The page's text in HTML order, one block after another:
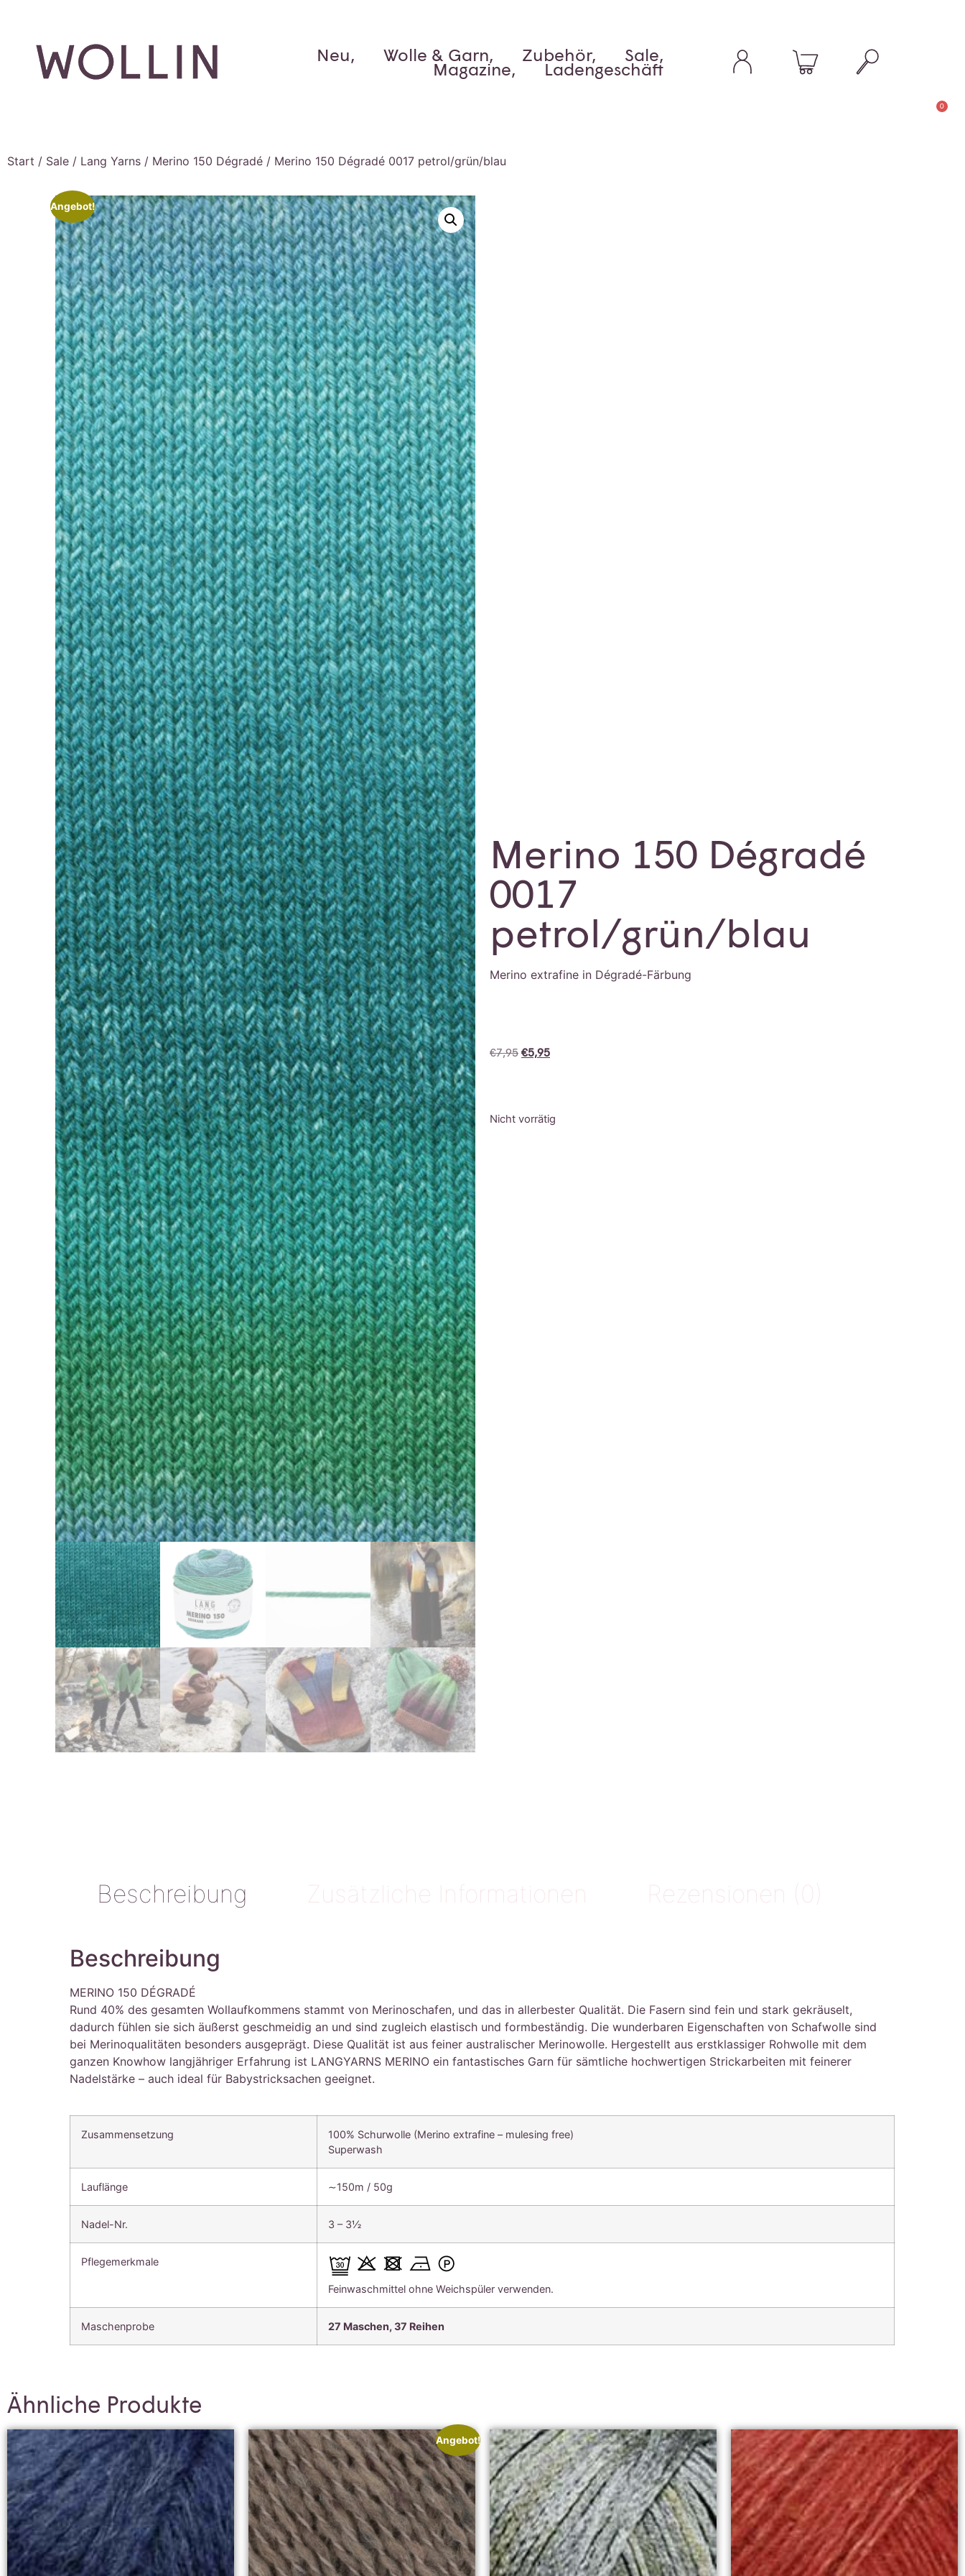
Neu, Wolle & Garn, Zubehör, Sale,
Magazine, Ladengeschäft
0
Start / Sale / Lang Yarns / Merino 150 Dégradé / Merino 150 Dégradé 0017 petrol/grün/blau
Angebot!
Merino 150 Dégradé
0017
petrol/grün/blau
Merino extrafine in Dégradé-Färbung
€7,95 €5,95
Nicht vorrätig
Beschreibung Zusätzliche Informationen Rezensionen (0)
Beschreibung
MERINO 150 DÉGRADÉ
Rund 40% des gesamten Wollaufkommens stammt von Merinoschafen, und das in allerbester Qualität. Die Fasern sind fein und stark gekräuselt,
dadurch fühlen sie sich äußerst geschmeidig an und sind zugleich elastisch und formbeständig. Die wunderbaren Eigenschaften von Schafwolle sind
bei Merinoqualitäten besonders ausgeprägt. Diese Qualität ist aus feiner australischer Merinowolle. Hergestellt aus erstklassiger Rohwolle mit dem
ganzen Knowhow langjähriger Erfahrung ist LANGYARNS MERINO ein fantastisches Garn für sämtliche hochwertigen Strickarbeiten mit feinerer
Nadelstärke – auch ideal für Babystricksachen geeignet.
Zusammensetzung
100% Schurwolle (Merino extrafine – mulesing free)
Superwash
Lauflänge ∼150m / 50g
Nadel-Nr. 3 – 3½
Pflegemerkmale
Feinwaschmittel ohne Weichspüler verwenden.
Maschenprobe 27 Maschen, 37 Reihen
Ähnliche Produkte
Angebot!